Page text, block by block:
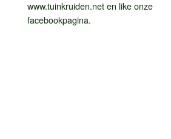
www.tuinkruiden.net en like onze
facebookpagina.